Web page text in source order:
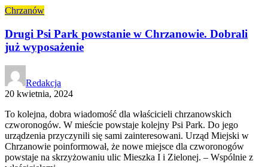
Chrzanów
Drugi Psi Park powstanie w Chrzanowie. Dobrali
już wyposażenie
Redakcja
20 kwietnia, 2024
To kolejna, dobra wiadomość dla właścicieli chrzanowskich
czworonogów. W mieście powstaje kolejny Psi Park. Do jego
urządzenia przyczynili się sami zainteresowani. Urząd Miejski w
Chrzanowie poinformował, że nowe miejsce dla czworonogów
powstaje na skrzyżowaniu ulic Mieszka I i Zielonej. – Wspólnie z